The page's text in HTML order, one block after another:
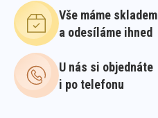
Vše máme skladem
a odesíláme ihned
U nás si objednáte
i po telefonu